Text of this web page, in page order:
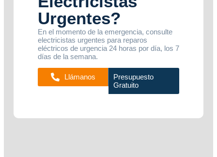
Urgentes?
En el momento de la emergencia, consulte
electricistas urgentes para reparos
eléctricos de urgencia 24 horas por día, los 7
días de la semana.
Llámanos
Presupuesto
Gratuito